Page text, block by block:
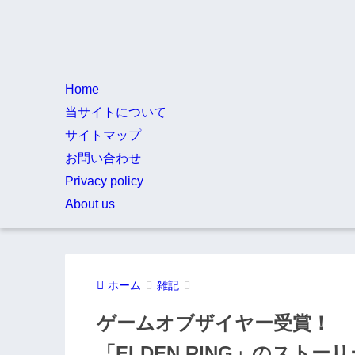
Home
当サイトについて
サイトマップ
お問い合わせ
Privacy policy
About us
ホーム 雑記
ゲームオブザイヤー受賞！